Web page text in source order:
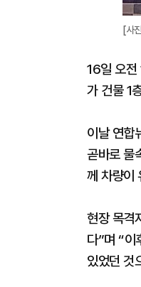
[사
16일 오전
가 건물 1
이날 연합
곧바로 물
께 차량이
현장 목격
다”며 “이
있었던 것